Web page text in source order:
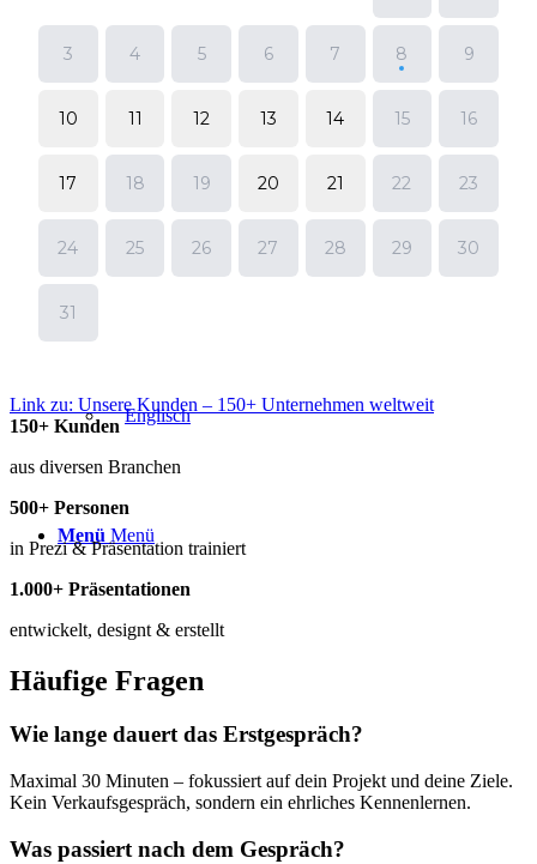
BLOG
Menü Menü
Link zu: Unsere Kunden – 150+ Unternehmen weltweit
150+ Kunden
aus diversen Branchen
500+ Personen
in Prezi & Präsentation trainiert
1.000+ Präsentationen
entwickelt, designt & erstellt
Häufige Fragen
Wie lange dauert das Erstgespräch?
Maximal 30 Minuten – fokussiert auf dein Projekt und deine Ziele.
Kein Verkaufsgespräch, sondern ein ehrliches Kennenlernen.
Was passiert nach dem Gespräch?